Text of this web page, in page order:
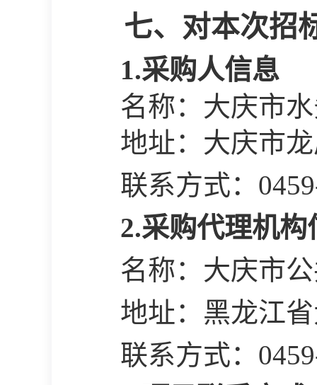
七、对本次招
1.采购人信息
名称： 大庆市
地址：大庆市
联系方式：
2.采购代理机构
名称：大庆市
地址：黑龙江
联系方式：